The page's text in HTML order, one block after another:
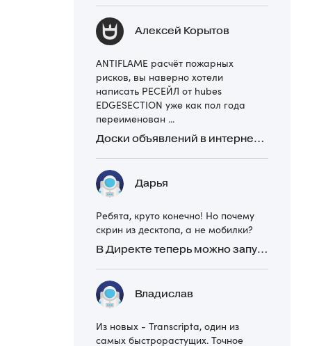
Алексей Корытов
ANTIFLAME расчёт пожарных
рисков, вы наверно хотели
написать РЕСЕЙЛ от hubes
EDGESECTION уже как пол года
переименован ...
Доски объявлений в интернете: какие лучше и безопаснее? Сравниваем 5 популярных
Дарья
Ребята, круто конечно! Но почему
скрин из десктопа, а не мобилки?
В Директе теперь можно запускать Премиум-билборд для мобильных устройств
Владислав
Из новых - Transcripta, один из
самых быстрорастущих. Точное